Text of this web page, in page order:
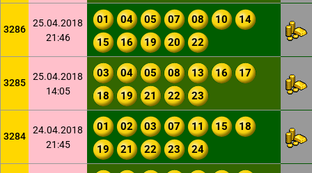
3286
25.04.2018
21:46
01 04 05 07 08 10
14
15
16 19 20 22
3285
25.04.2018
14:05
03 04 05 08 13 16
17
18
19 21 22 23
3284
24.04.2018
21:45
01 02 03 07 11 15
18
19
21 22 23 24